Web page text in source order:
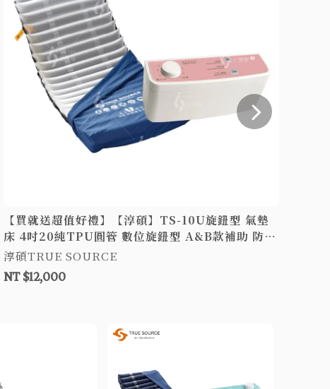
【買就送超值好禮】【淳碩】TS-10U旋鈕型 氣墊
床 4吋20純TPU圓管 數位旋鈕型 A&B款補助 防褥
瘡床墊
淳碩TRUE SOURCE
NT $12,000